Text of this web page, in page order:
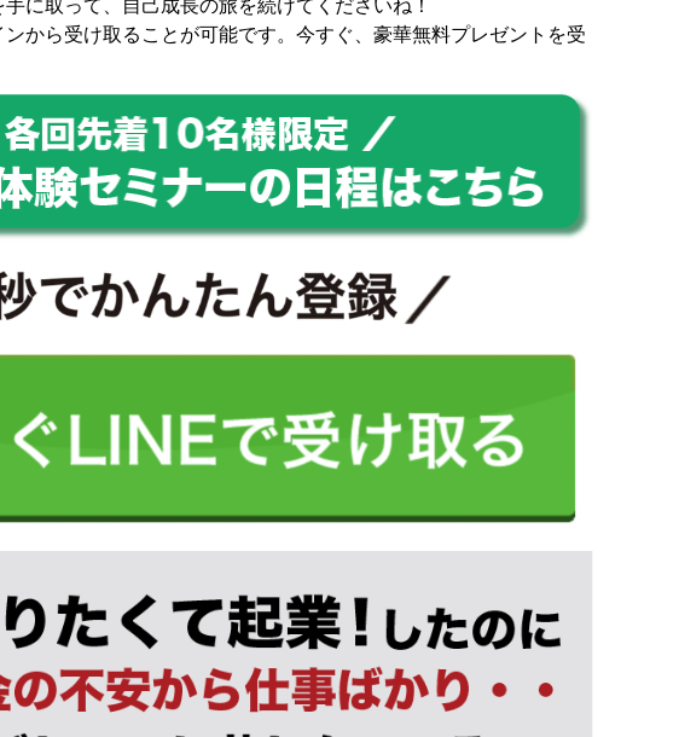
に取って、自己成長の旅を続けてくださいね！
ンから受け取ることが可能です。今すぐ、豪華無料プレゼントを受